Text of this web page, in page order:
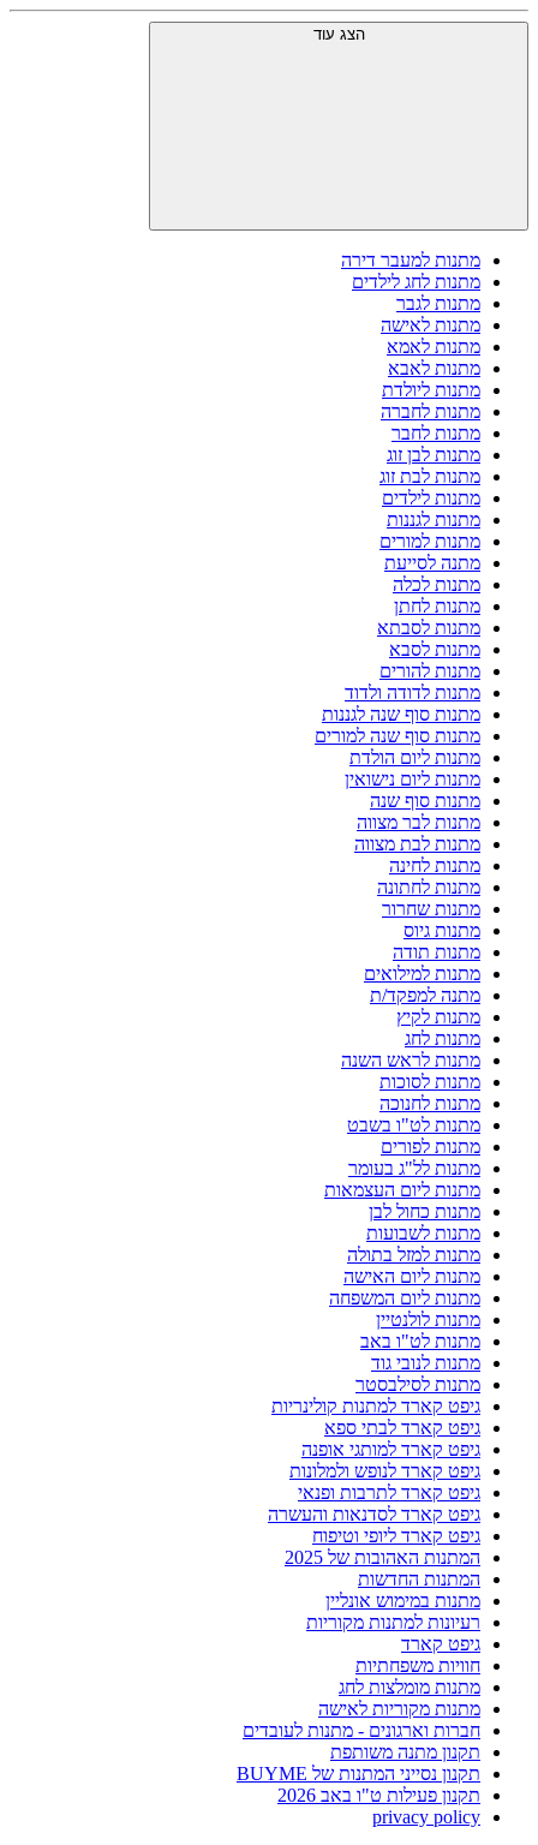
הצג עוד
מתנות למעבר דירה
מתנות לחג לילדים
מתנות לגבר
מתנות לאישה
מתנות לאמא
מתנות לאבא
מתנות ליולדת
מתנות לחברה
מתנות לחבר
מתנות לבן זוג
מתנות לבת זוג
מתנות לילדים
מתנות לגננות
מתנות למורים
מתנה לסייעת
מתנות לכלה
מתנות לחתן
מתנות לסבתא
מתנות לסבא
מתנות להורים
מתנות לדודה ולדוד
מתנות סוף שנה לגננות
מתנות סוף שנה למורים
מתנות ליום הולדת
מתנות ליום נישואין
מתנות סוף שנה
מתנות לבר מצווה
מתנות לבת מצווה
מתנות לחינה
מתנות לחתונה
מתנות שחרור
מתנות גיוס
מתנות תודה
מתנות למילואים
מתנה למפקד/ת
מתנות לקיץ
מתנות לחג
מתנות לראש השנה
מתנות לסוכות
מתנות לחנוכה
מתנות לט"ו בשבט
מתנות לפורים
מתנות לל"ג בעומר
מתנות ליום העצמאות
מתנות כחול לבן
מתנות לשבועות
מתנות למזל בתולה
מתנות ליום האישה
מתנות ליום המשפחה
מתנות לולנטיין
מתנות לט"ו באב
מתנות לנובי גוד
מתנות לסילבסטר
גיפט קארד למתנות קולינריות
גיפט קארד לבתי ספא
גיפט קארד למותגי אופנה
גיפט קארד לנופש ולמלונות
גיפט קארד לתרבות ופנאי
גיפט קארד לסדנאות והעשרה
גיפט קארד ליופי וטיפוח
המתנות האהובות של 2025
המתנות החדשות
מתנות במימוש אונליין
רעיונות למתנות מקוריות
גיפט קארד
חוויות משפחתיות
מתנות מומלצות לחג
מתנות מקוריות לאישה
חברות וארגונים - מתנות לעובדים
תקנון מתנה משותפת
תקנון נסייני המתנות של BUYME
תקנון פעילות ט"ו באב 2026
privacy policy